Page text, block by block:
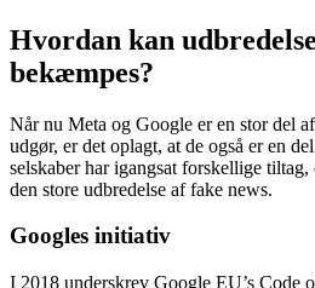
Hvordan kan
bekæmpes?
Når nu Meta og Google er en stor del
udgør, er det oplagt, at de også er en
selskaber har igangsat forskellige
den store udbredelse af fake news.
Googles initiativ
I 2018 underskrev Google EU’s Code